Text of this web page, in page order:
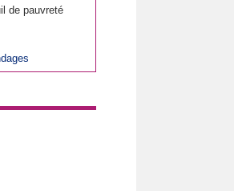
de pauvreté